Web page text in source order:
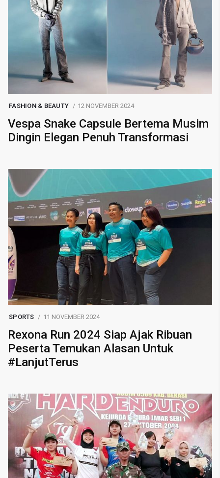
FASHION & BEAUTY 12 NOVEMBER 2024
Vespa Snake Capsule Bertema Musim
Dingin Elegan Penuh Transformasi
SPORTS 11 NOVEMBER 2024
Rexona Run 2024 Siap Ajak Ribuan
Peserta Temukan Alasan Untuk
#LanjutTerus